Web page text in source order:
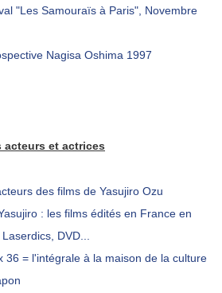
"Les Samouraïs à Paris", Novembre
Nagisa Oshima 1997
acteurs et actrices
des films de Yasujiro Ozu
: les films édités en France en
DVD...
36 = l'intégrale à la maison de la culture